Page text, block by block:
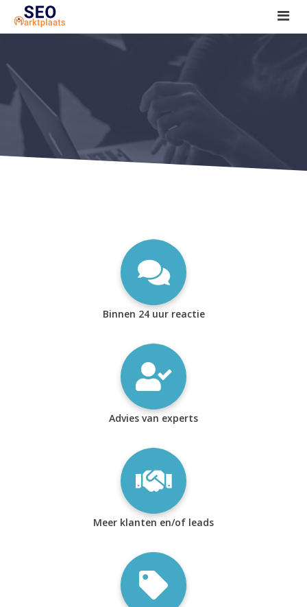
SEO tools reviews
Marketeer bij jou in de buurt?
Offerte
1. Seo voor beginners +
2. Onderzoeken +
Binnen 24 uur reactie
Advies van experts
Meer klanten en/of leads